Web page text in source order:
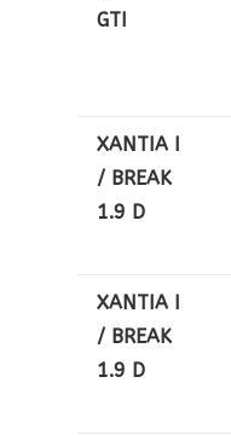
GTI
XANTIA I
/ BREAK
1.9 D
XANTIA I
/ BREAK
1.9 D